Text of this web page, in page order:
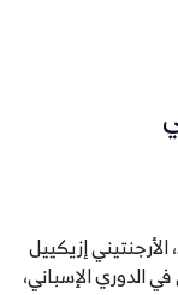
أعلن لاعب نادي فالنسيا الاحد 15 مارس 2020، الأرجنتيني إزيكييل
الدوري الإسباني،